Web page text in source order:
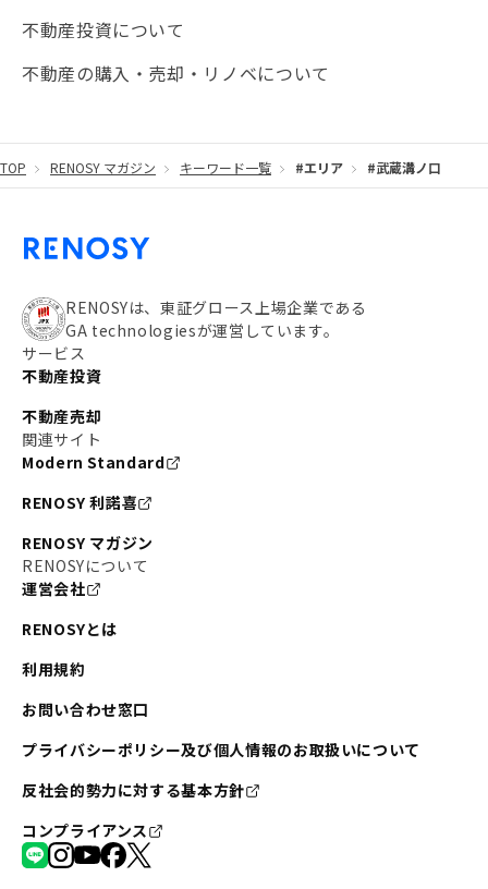
不動産投資について
不動産の購入・売却・リノベについて
TOP RENOSY マガジン キーワード一覧 #エリア #武蔵溝ノ口
RENOSYは、東証グロース上場企業である
GA technologiesが運営しています。
サービス
不動産投資
不動産売却
関連サイト
Modern Standard
RENOSY 利諾喜
RENOSY マガジン
RENOSYについて
運営会社
RENOSYとは
利用規約
お問い合わせ窓口
プライバシーポリシー及び個人情報のお取扱いについて
反社会的勢力に対する基本方針
コンプライアンス